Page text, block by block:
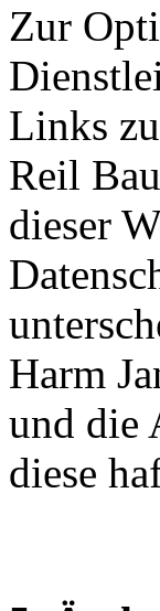
Zur
Links
Reil
dieser
Harm
und die
diese